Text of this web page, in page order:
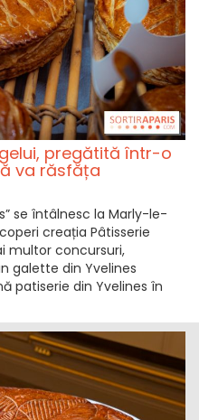
pregătită într-o
va răsfăța
se întâlnesc la Marly-le-
creația Pâtisserie
multor concursuri,
galette din Yvelines
patiserie din Yvelines în